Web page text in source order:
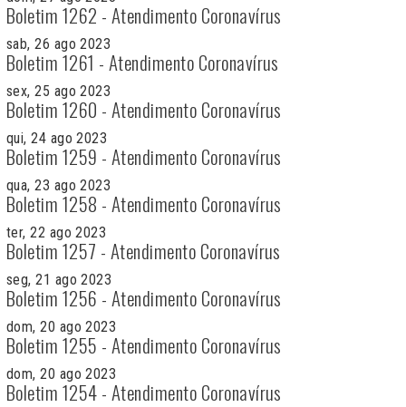
Boletim 1262 - Atendimento Coronavírus
sab, 26 ago 2023
Boletim 1261 - Atendimento Coronavírus
sex, 25 ago 2023
Boletim 1260 - Atendimento Coronavírus
qui, 24 ago 2023
Boletim 1259 - Atendimento Coronavírus
qua, 23 ago 2023
Boletim 1258 - Atendimento Coronavírus
ter, 22 ago 2023
Boletim 1257 - Atendimento Coronavírus
seg, 21 ago 2023
Boletim 1256 - Atendimento Coronavírus
dom, 20 ago 2023
Boletim 1255 - Atendimento Coronavírus
dom, 20 ago 2023
Boletim 1254 - Atendimento Coronavírus